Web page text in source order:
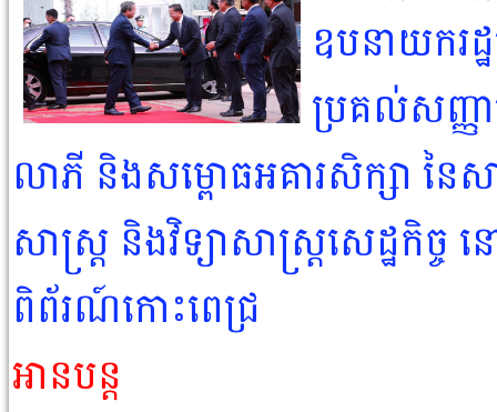
ឧបនាយករ
ប្រគល់សញ្
លាភី និងសម្ពោធអគារសិក្សា នៃ
សាស្ត្រ និងវិទ្យាសាស្ត្រសេដ្ឋកិច្
ពិព័រណ៍កោះពេជ្រ
អានបន្ត